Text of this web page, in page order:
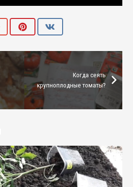
Когда сеять
крупноплодные томаты?